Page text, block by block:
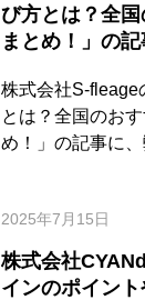
び方とは？全
まとめ！」の
株式会社S-fleage
とは？全国のお
め！」の記事に
いただきました。
確認ください。
全国のおすすめ
2025年7月15日
株式会社
インのポイン